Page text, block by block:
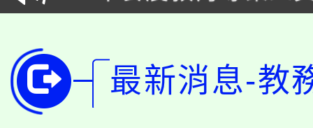
程
學期銜接期間理賠案件
學籍身 分審查程序及
版
淨零綠領人才培育課程
公告本校115學年度第
最新消息-教